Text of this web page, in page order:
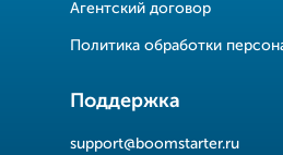
Агентский договор
Политика обработки
Поддержка
support@boomstarter.ru